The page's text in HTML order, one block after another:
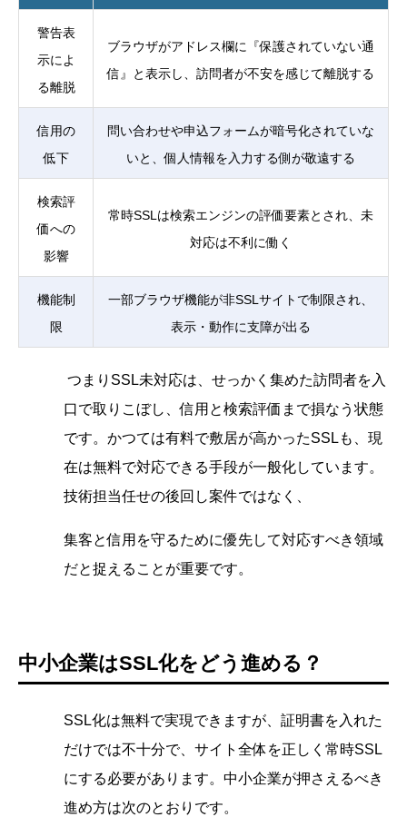
警告表
示によ
る離脱
ブラウザがアドレス欄に『保護されていない通
信』と表示し、訪問者が不安を感じて離脱する
信用の
低下
問い合わせや申込フォームが暗号化されていな
いと、個人情報を入力する側が敬遠する
検索評
価への
影響
常時SSLは検索エンジンの評価要素とされ、未
対応は不利に働く
機能制
限
一部ブラウザ機能が非SSLサイトで制限され、
表示・動作に支障が出る
つまりSSL未対応は、せっかく集めた訪問者を入
口で取りこぼし、信用と検索評価まで損なう状態
です。かつては有料で敷居が高かったSSLも、現
在は無料で対応できる手段が一般化しています。
技術担当任せの後回し案件ではなく、
集客と信用を守るために優先して対応すべき領域
だと捉えることが重要です。
中小企業はSSL化をどう進める？
SSL化は無料で実現できますが、証明書を入れた
だけでは不十分で、サイト全体を正しく常時SSL
にする必要があります。中小企業が押さえるべき
進め方は次のとおりです。